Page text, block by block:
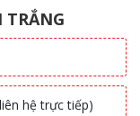
TRẮNG
hệ trực tiếp)